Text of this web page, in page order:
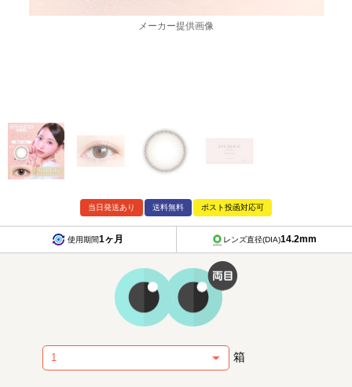
当日発送あり 送料無料 ポスト投函対応可
使用期間1ヶ月 レンズ直径(DIA)14.2mm
箱